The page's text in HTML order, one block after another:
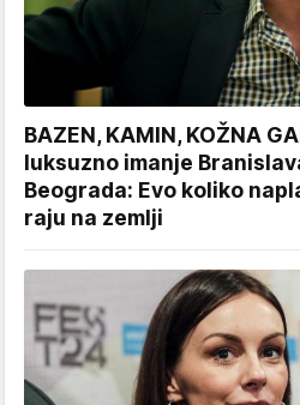
BAZEN, KAMIN, KOŽNA
luksuzno imanje
Beograda: Evo koliko
raju na zemlji